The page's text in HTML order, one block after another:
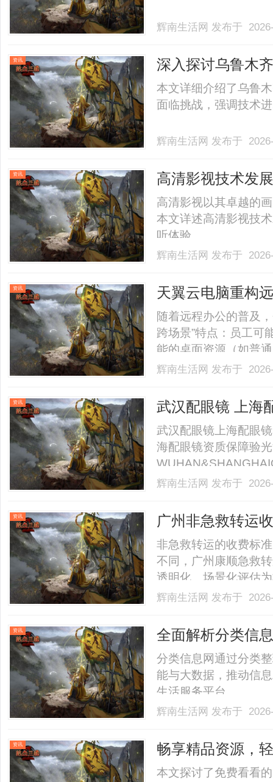
辉南生活网 发布于
资讯 深入探讨乌鲁木
本文详细介绍了乌鲁
面临挑战，强调技术
辉南生活网 发布于
资讯 高清影视技术发
高清影视以其卓越的
本文详述高清影视技
听体验。......
辉南生活网 发布于
资讯 天翼云电脑重构
随着远程办公的普及
跨场景”特点：员工可
能的桌面资源（如普
业务高峰期（如月末
导致的信息安全风险
辉南生活网 发布于
资讯 武汉配眼镜 上海
武汉配眼镜上海配眼
海配眼镜资质保障验
业验光配镜的写字楼
40%-60%优惠，兼顾
辉南生活网 发布于
资讯
广州非急救转运
构成
非急救转运的收费标
不同，广州康顺急救
透明化、场景化评估
救转运服务时，需重
准核心构成非急救转
用.........
辉南生活网 发布于
资讯 全面解析分类信
分类信息网通过分类
能与大数据，推动信
生活服务平台。......
辉南生活网 发布于
资讯 畅享精品资源，
本文探讨了免费看看